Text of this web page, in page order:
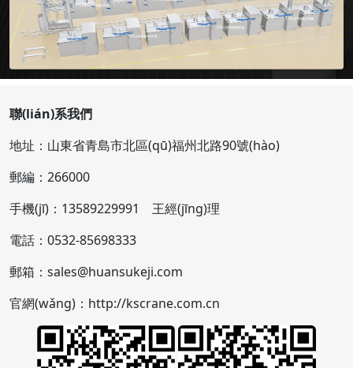
聯(lián)系我們
地址：山東省青島市北區(qū)福州北路90號(hào)
郵編：266000
手機(jī)：13589229991 王經(jīng)理
電話：0532-85698333
郵箱：sales@huansukeji.com
官網(wǎng)：http://kscrane.com.cn